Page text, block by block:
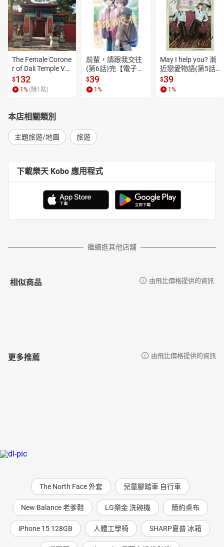
The Female Corone
r of Dali Temple Vo
l.6【有聲書】
$132
1 % (賺1 點)
前輩，請跟我交往
(第6話)完【電子
書】
$39
1 %
May I help you? 漸
近戀愛物語(第5話)
【電子書】
$39
1 %
本店相關類別
主題旅遊/地圖 旅遊
下載樂天 Kobo 應用程式
繼續逛其他店舖
相似商品 由飛比價格提供的資訊
更多推薦 由飛比價格提供的資訊
The North Face 外套 兒童腳踏車 自行車
New Balance 老爹鞋 LG樂金 洗碗機 簡約桌布
iPhone 15 128GB 人體工學椅 SHARP夏普 冰箱